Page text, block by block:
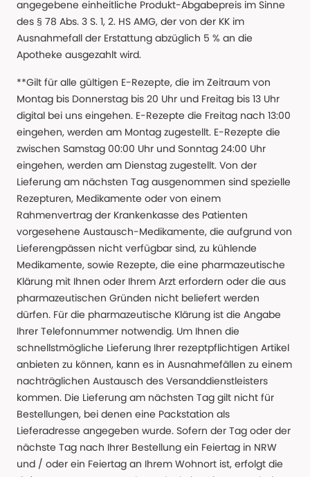
angegebene einheitliche Produkt-Abgabepreis im Sinne
des § 78 Abs. 3 S. 1, 2. HS AMG, der von der KK im
Ausnahmefall der Erstattung abzüglich 5 % an die
Apotheke ausgezahlt wird.
**Gilt für alle gültigen E-Rezepte, die im Zeitraum von
Montag bis Donnerstag bis 20 Uhr und Freitag bis 13 Uhr
digital bei uns eingehen. E-Rezepte die Freitag nach 13:00
eingehen, werden am Montag zugestellt. E-Rezepte die
zwischen Samstag 00:00 Uhr und Sonntag 24:00 Uhr
eingehen, werden am Dienstag zugestellt. Von der
Lieferung am nächsten Tag ausgenommen sind spezielle
Rezepturen, Medikamente oder von einem
Rahmenvertrag der Krankenkasse des Patienten
vorgesehene Austausch-Medikamente, die aufgrund von
Lieferengpässen nicht verfügbar sind, zu kühlende
Medikamente, sowie Rezepte, die eine pharmazeutische
Klärung mit Ihnen oder Ihrem Arzt erfordern oder die aus
pharmazeutischen Gründen nicht beliefert werden
dürfen. Für die pharmazeutische Klärung ist die Angabe
Ihrer Telefonnummer notwendig. Um Ihnen die
schnellstmögliche Lieferung Ihrer rezeptpflichtigen Artikel
anbieten zu können, kann es in Ausnahmefällen zu einem
nachträglichen Austausch des Versanddienstleisters
kommen. Die Lieferung am nächsten Tag gilt nicht für
Bestellungen, bei denen eine Packstation als
Lieferadresse angegeben wurde. Sofern der Tag oder der
nächste Tag nach Ihrer Bestellung ein Feiertag in NRW
und / oder ein Feiertag an Ihrem Wohnort ist, erfolgt die